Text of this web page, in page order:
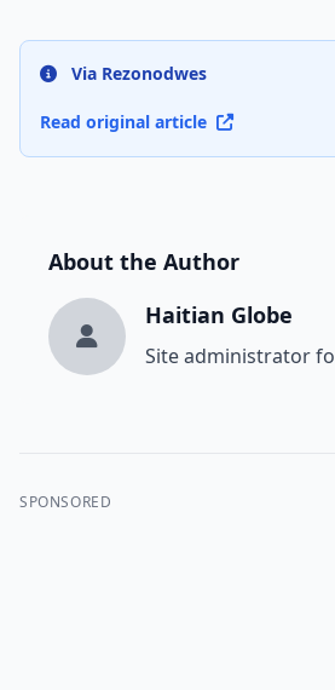
Via Rezonodwes
Read original article
About the Author
Haitian Globe
Site administrator
SPONSORED